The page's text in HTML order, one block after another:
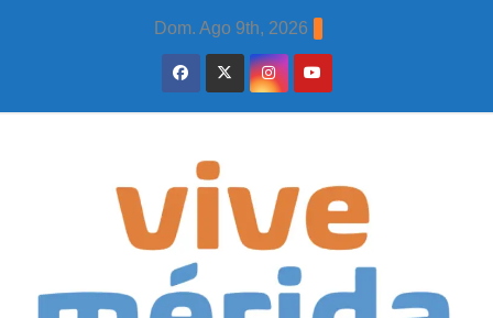
Dom. Ago 9th, 2026